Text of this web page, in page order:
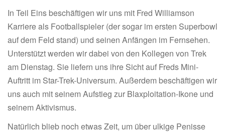
In Teil Eins beschäftigen wir uns mit Fred Williamson
Karriere als Footballspieler (der sogar im ersten Superbowl
auf dem Feld stand) und seinen Anfängen im Fernsehen.
Unterstützt werden wir dabei von den Kollegen von Trek
am Dienstag. Sie liefern uns ihre Sicht auf Freds Mini-
Auftritt im Star-Trek-Universum. Außerdem beschäftigen wir
uns auch mit seinem Aufstieg zur Blaxploitation-Ikone und
seinem Aktivismus.
Natürlich blieb noch etwas Zeit, um über ulkige Penisse